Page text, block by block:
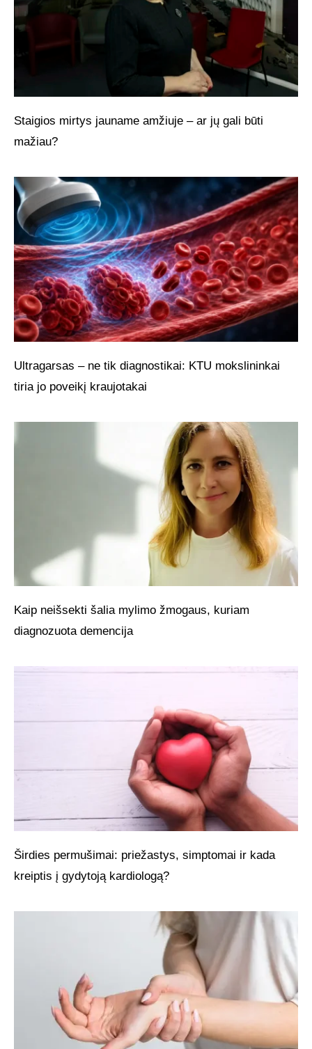
Staigios mirtys jauname amžiuje – ar jų gali būti
mažiau?
Ultragarsas – ne tik diagnostikai: KTU mokslininkai
tiria jo poveikį kraujotakai
Kaip neišsekti šalia mylimo žmogaus, kuriam
diagnozuota demencija
Širdies permušimai: priežastys, simptomai ir kada
kreiptis į gydytoją kardiologą?